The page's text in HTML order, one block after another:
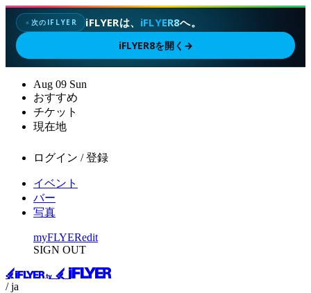
✦次のIFLYER iFLYERは、 iFLYER8へ。
iFLYER8を開く →
Aug 09 Sun
おすすめ
チケット
現在地
ログイン / 登録
イベント
バー
写真
myFLYERedit
SIGN OUT
/ ja